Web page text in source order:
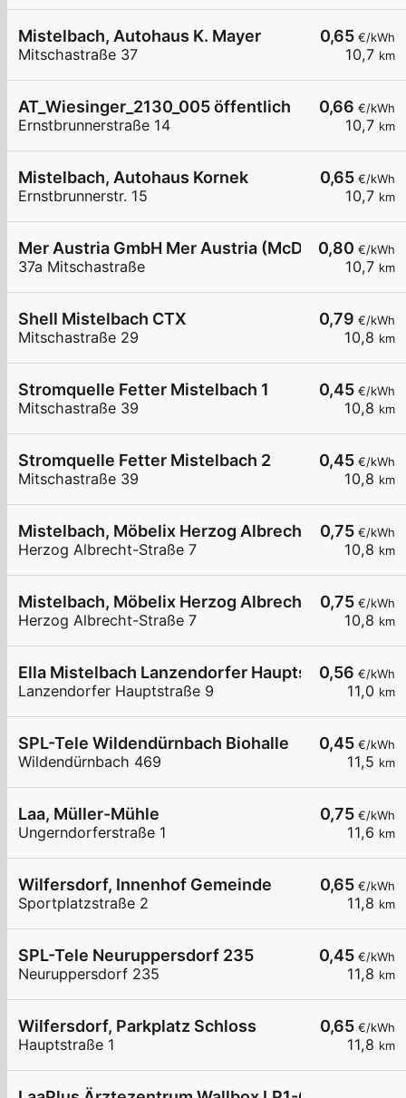
0,65 €/kWh
10,7 km
Mistelbach, Autohaus K. Mayer
Mitschastraße 37
0,66 €/kWh
10,7 km
AT_Wiesinger_2130_005 öffentlich
Ernstbrunnerstraße 14
0,65 €/kWh
10,7 km
Mistelbach, Autohaus Kornek
Ernstbrunnerstr. 15
0,80 €/kWh
10,7 km
Mer Austria GmbH Mer Austria (McD) -
37a Mitschastraße
0,79 €/kWh
10,8 km
Shell Mistelbach CTX
Mitschastraße 29
0,45 €/kWh
10,8 km
Stromquelle Fetter Mistelbach 1
Mitschastraße 39
0,45 €/kWh
10,8 km
Stromquelle Fetter Mistelbach 2
Mitschastraße 39
0,75 €/kWh
10,8 km
Mistelbach, Möbelix Herzog Albrecht-Straße
Herzog Albrecht-Straße 7
0,75 €/kWh
10,8 km
Mistelbach, Möbelix Herzog Albrecht-Straße
Herzog Albrecht-Straße 7
0,56 €/kWh
11,0 km
Ella Mistelbach Lanzendorfer Hauptstraße 9
Lanzendorfer Hauptstraße 9
0,45 €/kWh
11,5 km
SPL-Tele Wildendürnbach Biohalle
Wildendürnbach 469
0,75 €/kWh
11,6 km
Laa, Müller-Mühle
Ungerndorferstraße 1
0,65 €/kWh
11,8 km
Wilfersdorf, Innenhof Gemeinde
Sportplatzstraße 2
0,45 €/kWh
11,8 km
SPL-Tele Neuruppersdorf 235
Neuruppersdorf 235
0,65 €/kWh
11,8 km
Wilfersdorf, Parkplatz Schloss
Hauptstraße 1